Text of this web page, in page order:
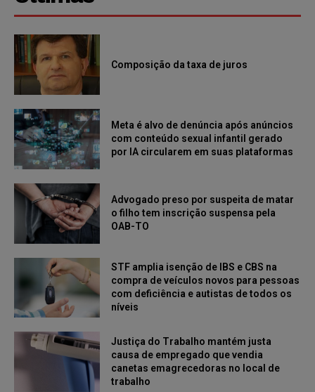
Composição da taxa de juros
Meta é alvo de denúncia após anúncios
com conteúdo sexual infantil gerado
por IA circularem em suas plataformas
Advogado preso por suspeita de matar
o filho tem inscrição suspensa pela
OAB-TO
STF amplia isenção de IBS e CBS na
compra de veículos novos para pessoas
com deficiência e autistas de todos os
níveis
Justiça do Trabalho mantém justa
causa de empregado que vendia
canetas emagrecedoras no local de
trabalho